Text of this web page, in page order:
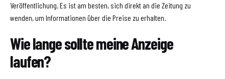
Veröffentlichung. Es ist am besten, sich direkt an die Zeitung zu
wenden, um Informationen über die Preise zu erhalten.
Wie lange sollte meine Anzeige
laufen?